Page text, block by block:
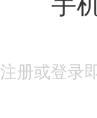
注册或登录